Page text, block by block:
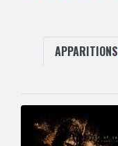
APPARITIONS